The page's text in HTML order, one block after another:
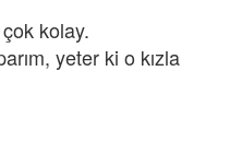
kolay.
yeter ki o kızla